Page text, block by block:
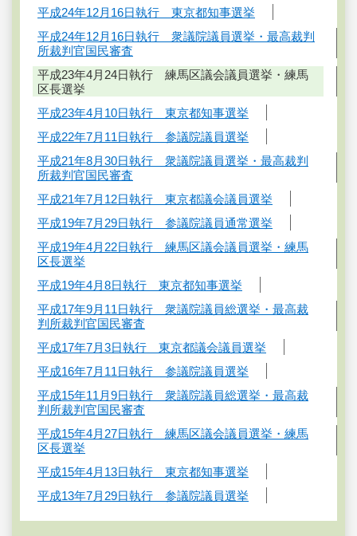
平成24年12月16日執行 東京都知事選挙
平成24年12月16日執行 衆議院議員選挙・最高裁判
所裁判官国民審査
平成23年4月24日執行 練馬区議会議員選挙・練馬
区長選挙
平成23年4月10日執行 東京都知事選挙
平成22年7月11日執行 参議院議員選挙
平成21年8月30日執行 衆議院議員選挙・最高裁判
所裁判官国民審査
平成21年7月12日執行 東京都議会議員選挙
平成19年7月29日執行 参議院議員通常選挙
平成19年4月22日執行 練馬区議会議員選挙・練馬
区長選挙
平成19年4月8日執行 東京都知事選挙
平成17年9月11日執行 衆議院議員総選挙・最高裁
判所裁判官国民審査
平成17年7月3日執行 東京都議会議員選挙
平成16年7月11日執行 参議院議員選挙
平成15年11月9日執行 衆議院議員総選挙・最高裁
判所裁判官国民審査
平成15年4月27日執行 練馬区議会議員選挙・練馬
区長選挙
平成15年4月13日執行 東京都知事選挙
平成13年7月29日執行 参議院議員選挙